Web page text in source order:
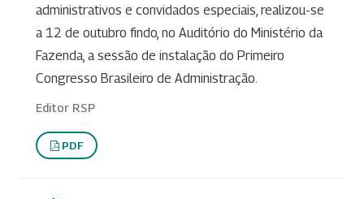
administrativos e convidados especiais, realizou-se
a 12 de outubro findo, no Auditório do Ministério da
Fazenda, a sessão de instalação do Primeiro
Congresso Brasileiro de Administração.
Editor RSP
PDF